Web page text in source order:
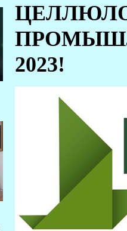
2023!